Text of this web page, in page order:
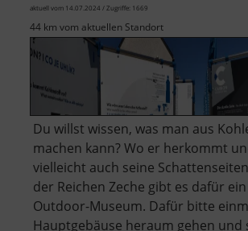
aktuell vom 14.07.2024 / Zugriffe: 1669
44 km vom aktuellen Standort
Du willst wissen, was man aus
machen kann? Wo er herkommt
vielleicht auch seine
der Reichen Zeche gibt es dafür
Outdoor-Museum. Dafür bitte
Hauptgebäuse heraum gehen und